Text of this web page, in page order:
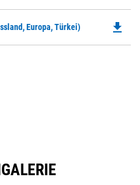
a
Europa, Türkei) file_download